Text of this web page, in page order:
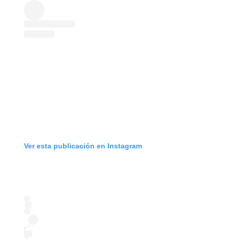
Ver esta publicación en Instagram